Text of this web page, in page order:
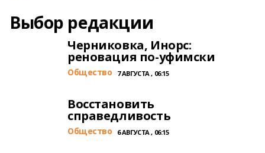
Выбор редакции
Черниковка, Инорс:
реновация по-уфимски
Общество 7 АВГУСТА , 06:15
Восстановить
справедливость
Общество 6 АВГУСТА , 06:15